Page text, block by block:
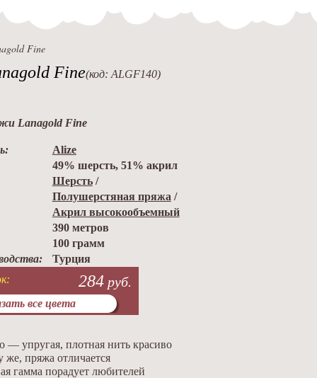
Fine
Fine(код: ALGF140)
Lanagold Fine
Alize
49% шерсть, 51% акрил
Шерсть/
Полушерстяная пряжа /
Акрил высокообъемный
390 метров
100 грамм
Турция
284 руб.
все цвета
— упругая, плотная нить красиво
же, пряжа отличается
гамма порадует любителей